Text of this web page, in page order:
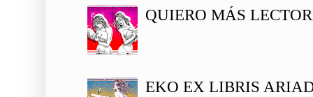
QUIERO MÁS
EKO EX LIBRIS